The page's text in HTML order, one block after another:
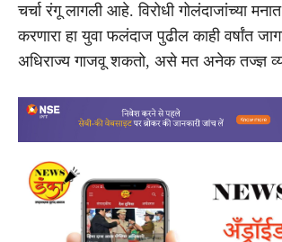
चर्चा रंगू लागली आहे. विरोधी गोलंदाजांच्या मनात
करणारा हा युवा फलंदाज पुढील काही वर्षांत
अधिराज्य गाजवू शकतो, असे मत अनेक तज्ज्ञ